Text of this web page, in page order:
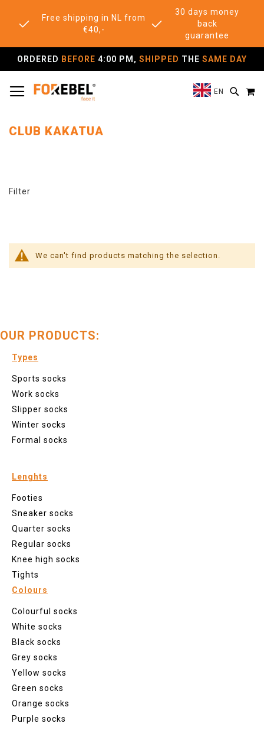
Free shipping in NL from
€40,-
30 days money
back
guarantee
ORDERED BEFORE 4:00 PM, SHIPPED THE SAME DAY
EN
CLUB KAKATUA
We can't find products matching the selection.
Filter
OUR PRODUCTS:
Types
Sports socks
Work socks
Slipper socks
Winter socks
Formal socks
Lenghts
Footies
Sneaker socks
Quarter socks
Regular socks
Knee high socks
Tights
Colours
Colourful socks
White socks
Black socks
Grey socks
Yellow socks
Green socks
Orange socks
Purple socks